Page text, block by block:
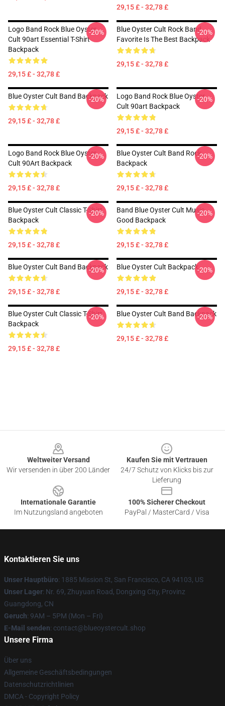
29,15 £ - 32,78 £
Logo Band Rock Blue Oyster
Cult 90art Essential T-Shirt
Backpack
29,15 £ - 32,78 £
-20%
Blue Oyster Cult Rock Band
Favorite Is The Best Backpack
29,15 £ - 32,78 £
-20%
Blue Oyster Cult Band Backpack
29,15 £ - 32,78 £
-20%
Logo Band Rock Blue Oyster
Cult 90art Backpack
29,15 £ - 32,78 £
-20%
Logo Band Rock Blue Oyster
Cult 90Art Backpack
29,15 £ - 32,78 £
-20%
Blue Oyster Cult Band Rock
Backpack
29,15 £ - 32,78 £
-20%
Blue Oyster Cult Classic T-Shirt
Backpack
29,15 £ - 32,78 £
-20%
Band Blue Oyster Cult Music
Good Backpack
29,15 £ - 32,78 £
-20%
Blue Oyster Cult Band Backpack
29,15 £ - 32,78 £
-20% Blue Oyster Cult Backpack
29,15 £ - 32,78 £
-20%
Blue Oyster Cult Classic T-Shirt
Backpack
29,15 £ - 32,78 £
-20% Blue Oyster Cult Band Backpack
29,15 £ - 32,78 £
-20%
Weltweiter Versand
Wir versenden in über 200 Länder
Kaufen Sie mit Vertrauen
24/7 Schutz von Klicks bis zur
Lieferung
Internationale Garantie
Im Nutzungsland angeboten
100% Sicherer Checkout
PayPal / MasterCard / Visa
Kontaktieren Sie uns
Unser Hauptbüro: 1885 Mission St, San Francisco, CA 94103, US
Unser Lager: Nr. 69, Zhuyuan Road, Dongxing City, Provinz
Guangdong, CN
Geruch: 9AM – 5PM (Mon – Fri)
E-Mail senden: contact@blueoystercult.shop
Unsere Firma
Über uns
Allgemeine Geschäftsbedingungen
Datenschutzrichtlinien
DMCA - Copyright Policy